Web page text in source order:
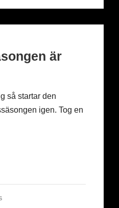
är
så startar den
igen. Tog en